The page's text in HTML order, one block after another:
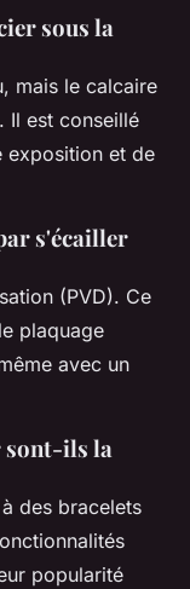
sous la
mais le calcaire
Il est conseillé
exposition et de
s'écailler
(PVD). Ce
plaquage
avec un
sont-ils la
des bracelets
popularité